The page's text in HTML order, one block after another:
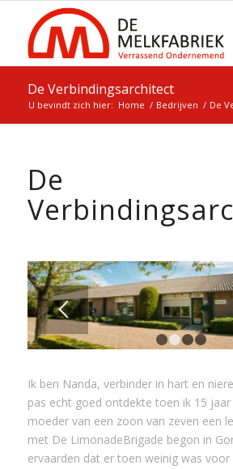
De Verbindingsarchitect
U bevindt zich hier: Home / Bedrijven / De
De
Ik ben Nanda, verbinder in hart en
pas echt goed ontdekte toen ik 15 jaar
moeder van een zoon van zeven een
met De LimonadeBrigade begon in